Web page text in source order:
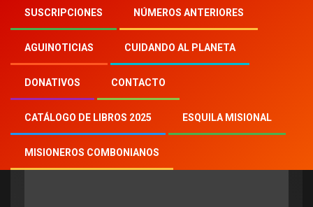
SUSCRIPCIONES NÚMEROS ANTERIORES
AGUINOTICIAS CUIDANDO AL PLANETA
DONATIVOS CONTACTO
CATÁLOGO DE LIBROS 2025 ESQUILA MISIONAL
MISIONEROS COMBONIANOS
Inicio Aguinoticias NBA
NBA